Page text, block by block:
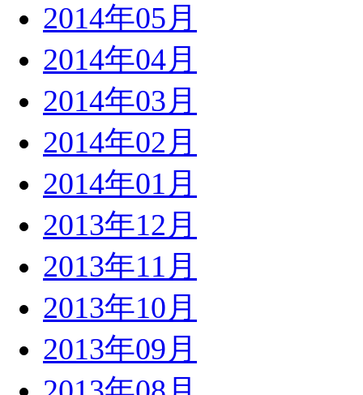
2014年05月
2014年04月
2014年03月
2014年02月
2014年01月
2013年12月
2013年11月
2013年10月
2013年09月